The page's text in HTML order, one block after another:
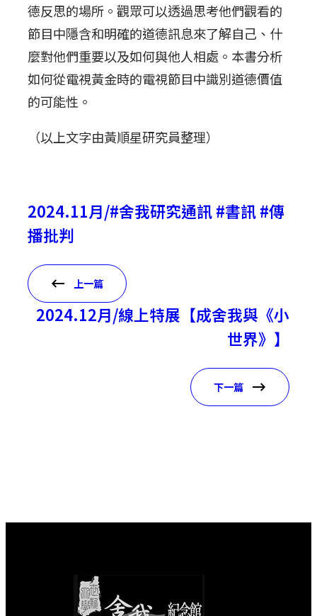
德反思的場所。觀眾可以透過思考他們觀看的
節目中隱含和明確的道德訊息來了解自己、什
麼對他們重要以及如何與他人相處。本書分析
如何從電視黃金時的電視節目中識別道德價值
的可能性。
（以上文字由黃順星研究員整理）
2024.11月/#舍我研究通訊 #書訊 #傳
播批判
上一篇
2024.12月/線上特展【成舍我與《小
世界》】
下一篇